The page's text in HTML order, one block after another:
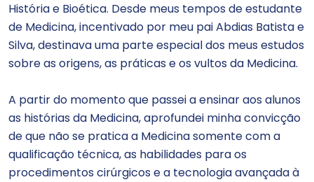
História e Bioética. Desde meus tempos de estudante
de Medicina, incentivado por meu pai Abdias Batista e
Silva, destinava uma parte especial dos meus estudos
sobre as origens, as práticas e os vultos da Medicina.
A partir do momento que passei a ensinar aos alunos
as histórias da Medicina, aprofundei minha convicção
de que não se pratica a Medicina somente com a
qualificação técnica, as habilidades para os
procedimentos cirúrgicos e a tecnologia avançada à